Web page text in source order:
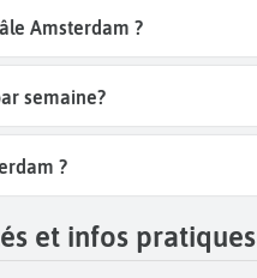
Amsterdam ?
semaine?
?
et infos pratiques